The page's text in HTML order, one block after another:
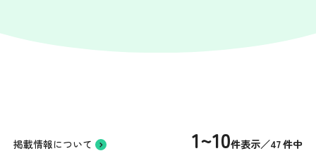
掲載情報について 1~10件表示／47 件中